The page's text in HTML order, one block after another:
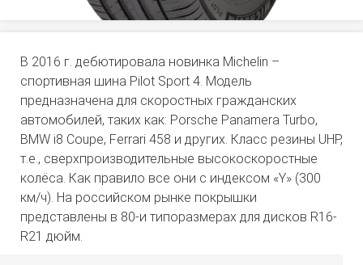
В 2016 г. дебютировала новинка Michelin –
спортивная шина Pilot Sport 4. Модель
предназначена для скоростных гражданских
автомобилей, таких как: Porsche Panamera Turbo,
BMW i8 Coupe, Ferrari 458 и других. Класс резины UHP,
т.е., сверхпроизводительные высокоскоростные
колёса. Как правило все они с индексом «Y» (300
км/ч). На российском рынке покрышки
представлены в 80-и типоразмерах для дисков R16-
R21 дюйм.